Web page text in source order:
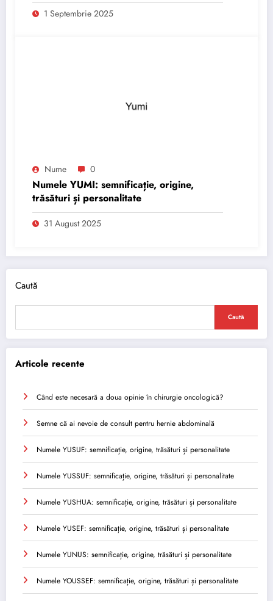
1 Septembrie 2025
Nume 0
Numele YUMI: semnificație, origine,
trăsături și personalitate
31 August 2025
Caută
Caută
Articole recente
Când este necesară a doua opinie în chirurgie oncologică?
Semne că ai nevoie de consult pentru hernie abdominală
Numele YUSUF: semnificație, origine, trăsături și personalitate
Numele YUSSUF: semnificație, origine, trăsături și personalitate
Numele YUSHUA: semnificație, origine, trăsături și personalitate
Numele YUSEF: semnificație, origine, trăsături și personalitate
Numele YUNUS: semnificație, origine, trăsături și personalitate
Numele YOUSSEF: semnificație, origine, trăsături și personalitate